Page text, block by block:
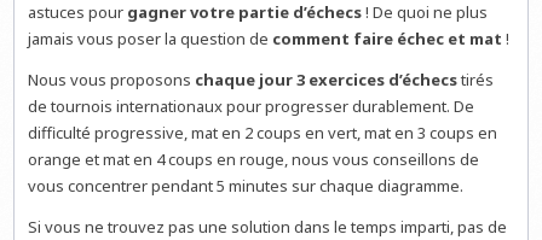
astuces pour gagner votre partie d’échecs! De quoi ne plus
jamais vous poser la question de comment faire échec et mat !
Nous vous proposons chaque jour 3 exercices d’échecstirés
de tournois internationaux pour progresser durablement. De
difficulté progressive, mat en 2 coups en vert, mat en 3 coups en
orange et mat en 4 coups en rouge, nous vous conseillons de
vous concentrer pendant 5 minutes sur chaque diagramme.
Si vous ne trouvez pas une solution dans le temps imparti, pas de